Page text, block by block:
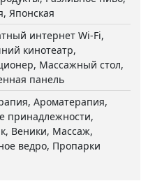
Японская
интернет Wi-Fi,
кинотеатр,
Массажный стол,
панель
Ароматерапия,
принадлежности,
Веники, Массаж,
ведро, Пропарки